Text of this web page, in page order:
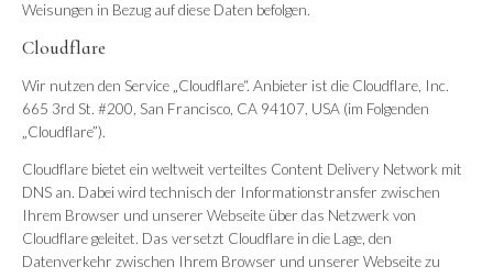
Weisungen in Bezug auf diese Daten befolgen.
Cloudflare
Wir nutzen den Service „Cloudflare“. Anbieter ist die Cloudflare, Inc.
665 3rd St. #200, San Francisco, CA 94107, USA (im Folgenden
„Cloudflare”).
Cloudflare bietet ein weltweit verteiltes Content Delivery Network mit
DNS an. Dabei wird technisch der Informationstransfer zwischen
Ihrem Browser und unserer Webseite über das Netzwerk von
Cloudflare geleitet. Das versetzt Cloudflare in die Lage, den
Datenverkehr zwischen Ihrem Browser und unserer Webseite zu